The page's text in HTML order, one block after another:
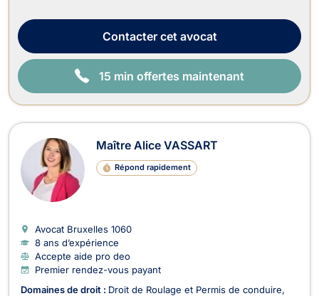
Afschrift, avocate ...Contactercet avocat
15 min offertes maintenant
Maître Alice VASSART
Répond rapidement
Avocat Bruxelles 1060
8 ans d’expérience
Accepte aide pro deo
Premier rendez-vous payant
Domaines de droit : Droit de Roulage et Permis de conduire